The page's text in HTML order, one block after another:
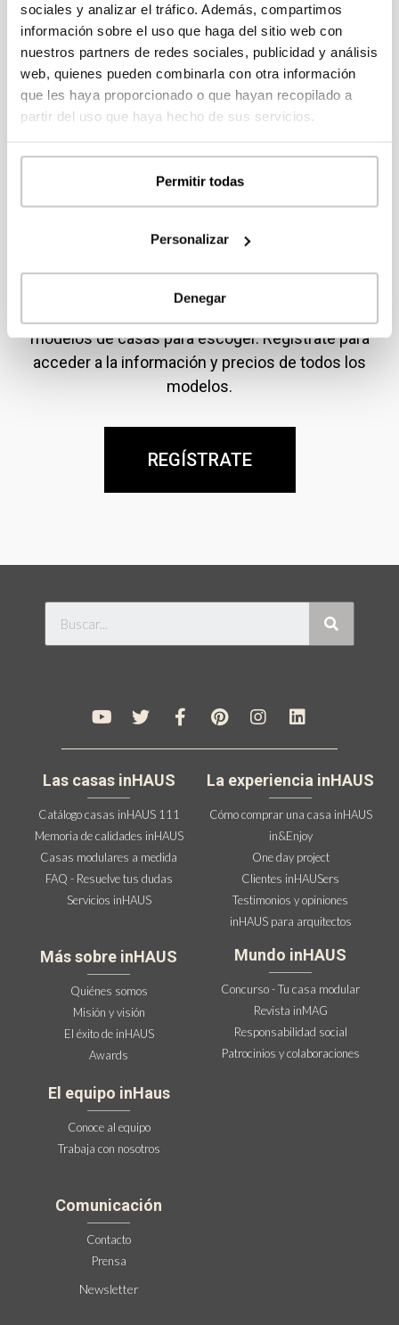
sociales y analizar el tráfico. Además, compartimos
información sobre el uso que haga del sitio web con
nuestros partners de redes sociales, publicidad y análisis
web, quienes pueden combinarla con otra información
que les haya proporcionado o que hayan recopilado a
partir del uso que haya hecho de sus servicios.
Permitir todas
Personalizar
Denegar
consulta.
FORMULARIO DE CONTACTO
Consulta modelos y precios
modelos de casas para escoger. Regístrate para
acceder a la información y precios de todos los
modelos.
REGÍSTRATE
Las casas inHAUS
Catálogo casas inHAUS 111
Memoria de calidades inHAUS
Casas modulares a medida
FAQ - Resuelve tus dudas
Servicios inHAUS
Más sobre inHAUS
Quiénes somos
Misión y visión
El éxito de inHAUS
Awards
La experiencia inHAUS
Cómo comprar una casa inHAUS
in&Enjoy
One day project
Clientes inHAUSers
Testimonios y opiniones
inHAUS para arquitectos
Mundo inHAUS
Concurso - Tu casa modular
Revista inMAG
Responsabilidad social
Patrocinios y colaboraciones
El equipo inHaus
Conoce al equipo
Trabaja con nosotros
Comunicación
Contacto
Prensa
Newsletter